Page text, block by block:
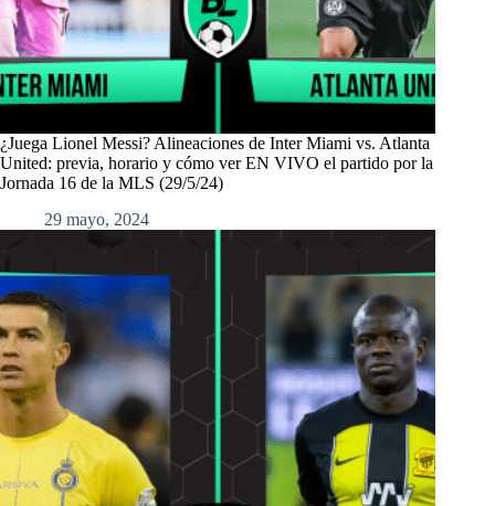
¿Juega Lionel Messi? Alineaciones de Inter Miami vs. Atlanta
United: previa, horario y cómo ver EN VIVO el partido por la
Jornada 16 de la MLS (29/5/24)
29 mayo, 2024